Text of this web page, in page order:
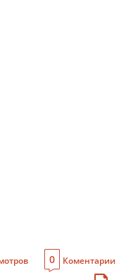
0 Коментарии